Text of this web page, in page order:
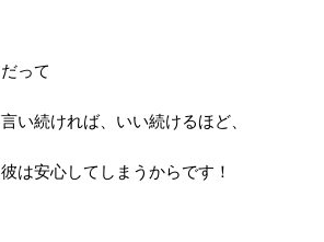
だって
言い続ければ、いい続けるほど、
彼は安心してしまうからです！